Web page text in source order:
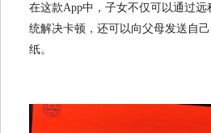
在这款App中，子女不仅可以通过
统解决卡顿，还可以向父母发送自
纸。